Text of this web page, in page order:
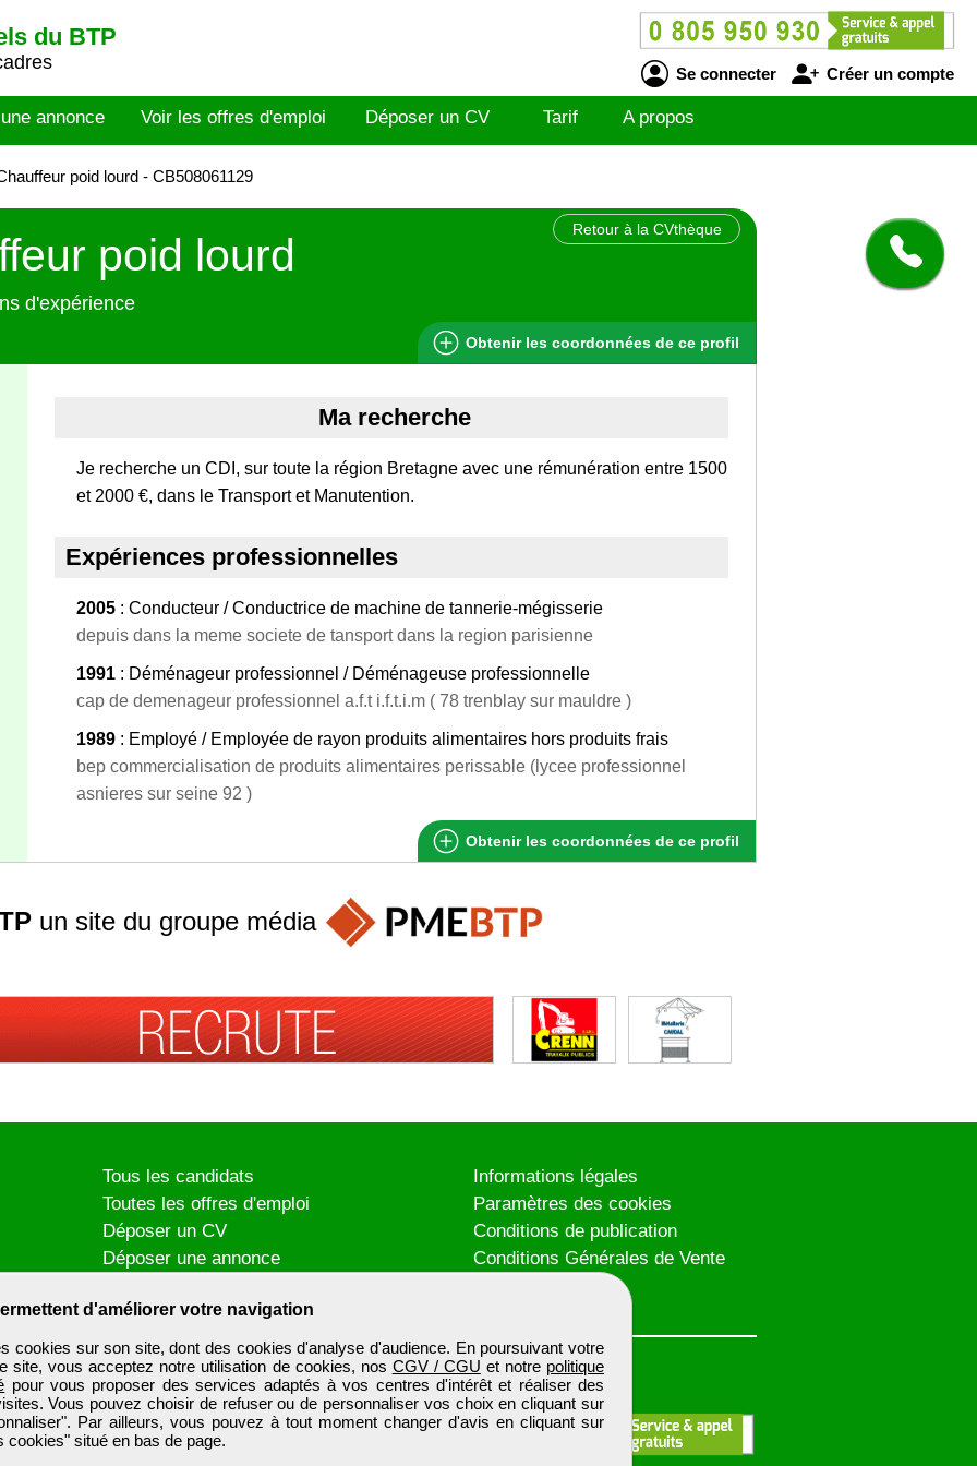
du BTP
Se connecter Créer un compte
annonce Voir les offres d'emploi Déposer un CV Tarif A propos
poid lourd - CB508061129
Retour à la CVthèque
poid lourd
d'expérience
Obtenir les coordonnées de ce profil
Ma recherche
Je recherche un CDI, sur toute la région Bretagne avec une rémunération entre 1500
et 2000 €, dans le Transport et Manutention.
Expériences professionnelles
2005 : Conducteur / Conductrice de machine de tannerie-mégisserie
depuis dans la meme societe de tansport dans la region parisienne
1991 : Déménageur professionnel / Déménageuse professionnelle
cap de demenageur professionnel a.f.t i.f.t.i.m ( 78 trenblay sur mauldre )
1989 : Employé / Employée de rayon produits alimentaires hors produits frais
bep commercialisation de produits alimentaires perissable (lycee professionnel
asnieres sur seine 92 )
Obtenir les coordonnées de ce profil
d'améliorer votre navigation
cookies sur son site, dont des cookies d'analyse d'audience. En poursuivant votre
site, vous acceptez notre utilisation de cookies, nos CGV / CGU et notre politique
pour vous proposer des services adaptés à vos centres d'intérêt et réaliser des
Vous pouvez choisir de refuser ou de personnaliser vos choix en cliquant sur
Par ailleurs, vous pouvez à tout moment changer d'avis en cliquant sur
cookies" situé en bas de page.
un site du groupe média
Tous les candidats
Toutes les offres d'emploi
Déposer un CV
Déposer une annonce
Informations légales
Paramètres des cookies
Conditions de publication
Conditions Générales de Vente